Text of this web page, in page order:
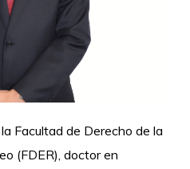
Facultad de Derecho de la
(FDER), doctor en